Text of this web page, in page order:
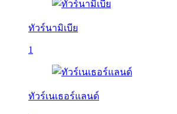
ทัวร์นามิเบีย
1
ทัวร์เนเธอร์แลนด์